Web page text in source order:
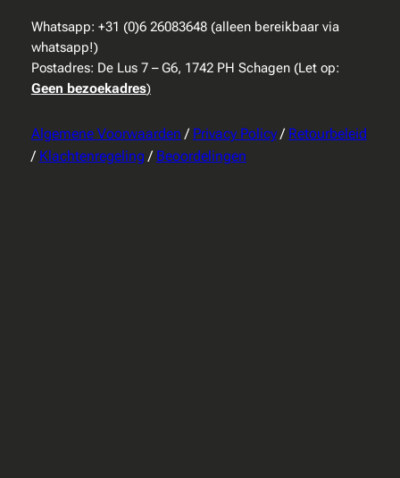
Whatsapp: +31 (0)6 26083648 (alleen bereikbaar via
whatsapp!)
Postadres: De Lus 7 – G6, 1742 PH Schagen (Let op:
Geen bezoekadres)
Algemene Voorwaarden / Privacy Policy/ Retourbeleid
/ Klachtenregeling / Beoordelingen